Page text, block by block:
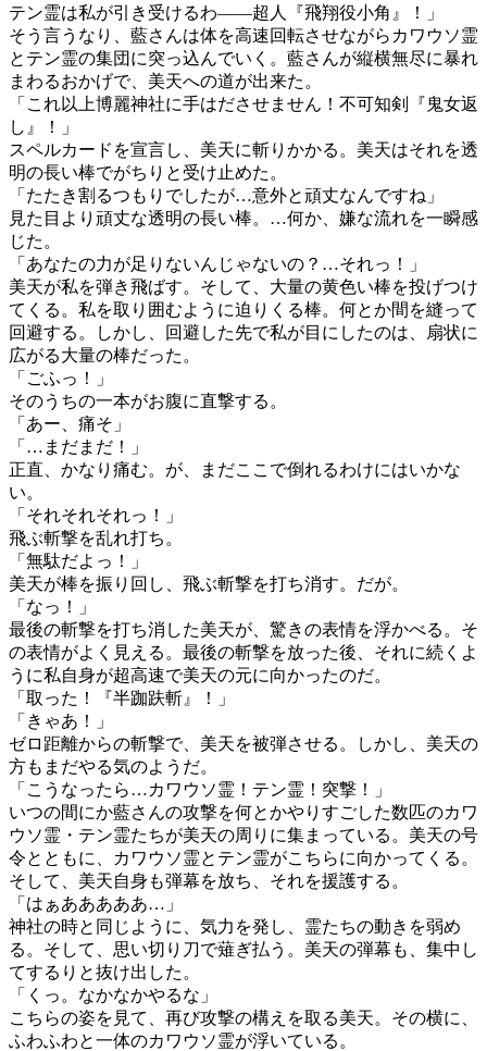
テン霊は私が引き受けるわ――超人『飛翔役小角』！」
そう言うなり、藍さんは体を高速回転させながらカワウソ霊
とテン霊の集団に突っ込んでいく。藍さんが縦横無尽に暴れ
まわるおかげで、美天への道が出来た。
「これ以上博麗神社に手はださせません！不可知剣『鬼女返
し』！」
スペルカードを宣言し、美天に斬りかかる。美天はそれを透
明の長い棒でがちりと受け止めた。
「たたき割るつもりでしたが…意外と頑丈なんですね」
見た目より頑丈な透明の長い棒。…何か、嫌な流れを一瞬感
じた。
「あなたの力が足りないんじゃないの？…それっ！」
美天が私を弾き飛ばす。そして、大量の黄色い棒を投げつけ
てくる。私を取り囲むように迫りくる棒。何とか間を縫って
回避する。しかし、回避した先で私が目にしたのは、扇状に
広がる大量の棒だった。
「ごふっ！」
そのうちの一本がお腹に直撃する。
「あー、痛そ」
「…まだまだ！」
正直、かなり痛む。が、まだここで倒れるわけにはいかな
い。
「それそれそれっ！」
飛ぶ斬撃を乱れ打ち。
「無駄だよっ！」
美天が棒を振り回し、飛ぶ斬撃を打ち消す。だが。
「なっ！」
最後の斬撃を打ち消した美天が、驚きの表情を浮かべる。そ
の表情がよく見える。最後の斬撃を放った後、それに続くよ
うに私自身が超高速で美天の元に向かったのだ。
「取った！『半跏趺斬』！」
「きゃあ！」
ゼロ距離からの斬撃で、美天を被弾させる。しかし、美天の
方もまだやる気のようだ。
「こうなったら…カワウソ霊！テン霊！突撃！」
いつの間にか藍さんの攻撃を何とかやりすごした数匹のカワ
ウソ霊・テン霊たちが美天の周りに集まっている。美天の号
令とともに、カワウソ霊とテン霊がこちらに向かってくる。
そして、美天自身も弾幕を放ち、それを援護する。
「はぁあああああ…」
神社の時と同じように、気力を発し、霊たちの動きを弱め
る。そして、思い切り刀で薙ぎ払う。美天の弾幕も、集中し
てするりと抜け出した。
「くっ。なかなかやるな」
こちらの姿を見て、再び攻撃の構えを取る美天。その横に、
ふわふわと一体のカワウソ霊が浮いている。